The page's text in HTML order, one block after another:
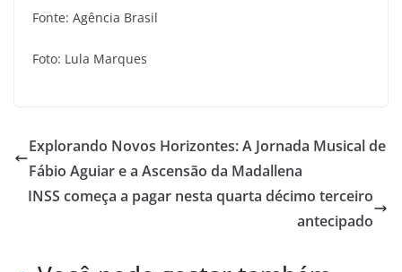
Fonte: Agência Brasil
Foto: Lula Marques
Explorando Novos Horizontes: A Jornada Musical de
Fábio Aguiar e a Ascensão da Madallena
INSS começa a pagar nesta quarta décimo terceiro
antecipado